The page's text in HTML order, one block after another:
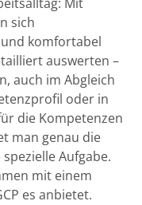
sich
komfortabel
auswerten –
auch im Abgleich
oder in
die Kompetenzen
man genau die
Aufgabe.
mit einem
es anbietet.